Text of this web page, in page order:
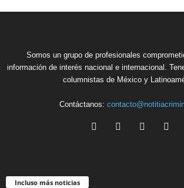
Somos un grupo de profesionales
información de interés nacional e internacional.
columnistas de México y
Contáctanos:
Incluso más noticias